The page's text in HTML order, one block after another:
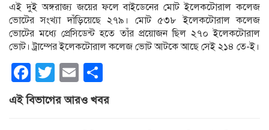
এই দুই অঙ্গরাজ্য জয়ের ফলে বাইডেনের মোট ইলেকটোরাল কলেজ
ভোটের সংখ্যা দাঁড়িয়েছে ২৭৯। মোট ৫৩৮ ইলেকটোরাল কলেজ
ভোটের মধ্যে প্রেসিডেন্ট হতে তাঁর প্রয়োজন ছিল ২৭০ ইলেকটোরাল
ভোট। ট্রাম্পের ইলেকটোরাল কলেজ ভোট আটকে আছে সেই ২১৪ তে-ই।
Facebook
Twitter
Email
এই বিভাগের আরও খবর